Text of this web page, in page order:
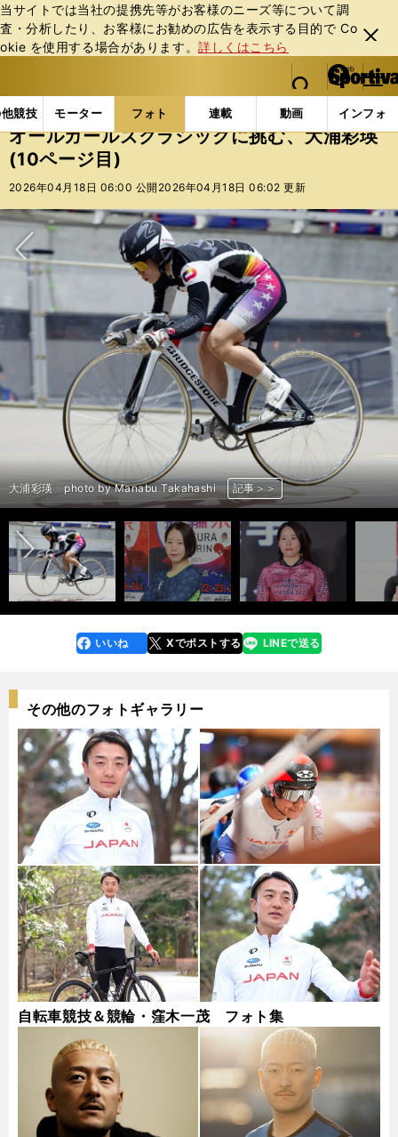
当サイトでは当社の提携先等がお客様のニーズ等について調
査・分析したり、お客様にお勧めの広告を表⽰する⽬的で Co
okie を使⽤する場合があります。詳しくはこちら
閉じ
る
web Sportiva (webスポルティーバ)
検索
マイペ
ー
ジ
メニュ
競技 モーター フォト 連載 動画 インフォ
b
ス
ポ
ル
ー
バ
フォトギャラリー コラムフォト オールガールズク
オールガールズクラシックに挑む、大浦彩瑛
(10ページ目)
2026年04月18日 06:00 公開 2026年04月18日 06:02 更新
次へ
大浦彩瑛 photo by Manabu Takahashi 記事＞＞
大浦彩瑛 photo by Manabu Takahashi 記事＞＞
大浦彩瑛 photo by Manabu Takahashi 記事＞＞
大浦彩瑛 photo by Manabu Takahashi 記事＞＞
大浦彩瑛 photo by Manabu Takahashi 記事＞＞
大浦彩瑛 photo by Manabu Takahashi 記事＞＞
大浦彩瑛 photo by Manabu Takahashi 記事＞＞
大浦彩瑛 photo by Manabu Takahashi 記事＞＞
大浦彩瑛 photo by Manabu Takahashi 記事＞＞
大浦彩瑛 photo by Manabu Takahashi 記事＞＞
前へ
faceboo
k
いいね Xでポストする
line LINEで送る
その他のフォトギャラリー
自転車競技＆競輪・窪木一茂 フォト集